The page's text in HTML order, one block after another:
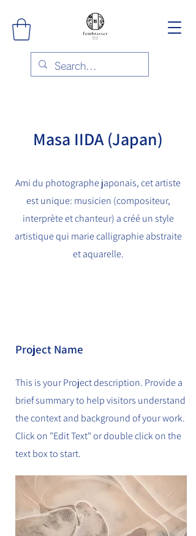
Masa IIDA (Japan)
Ami du photographe japonais, cet artiste
est unique: musicien (compositeur,
interprète et chanteur) a créé un style
artistique qui marie calligraphie abstraite
et aquarelle.
Project Name
This is your Project description. Provide a
brief summary to help visitors understand
the context and background of your work.
Click on "Edit Text" or double click on the
text box to start.